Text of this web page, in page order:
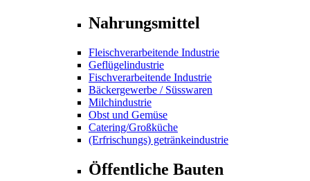
Nahrungsmittel
Fleischverarbeitende Industrie
Geflügelindustrie
Fischverarbeitende Industrie
Bäckergewerbe / Süsswaren
Milchindustrie
Obst und Gemüse
Catering/Großküche
(Erfrischungs) getränkeindustrie
Öffentliche Bauten